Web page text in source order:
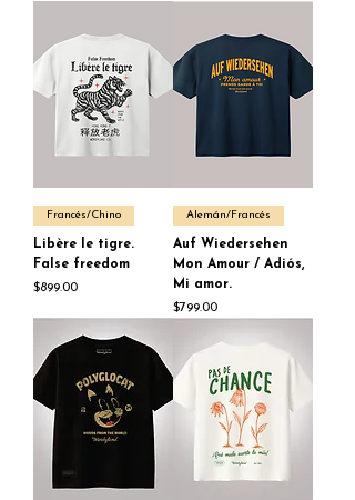
Francés/Chino
Libère le tigre.
False freedom
Price
$899.00
Alemán/Francés
Auf Wiedersehen
Mon Amour / Adiós,
Mi amor.
Price
$799.00